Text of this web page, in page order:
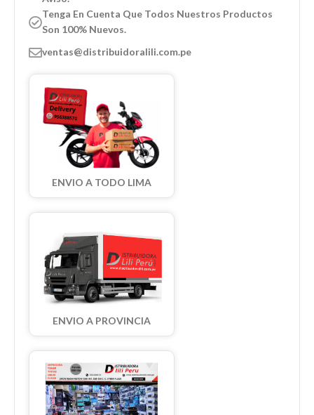
Tenga En Cuenta Que Todos Nuestros Productos
Son 100% Nuevos.
ventas@distribuidoralili.com.pe
ENVIO A TODO LIMA
ENVIO A PROVINCIA